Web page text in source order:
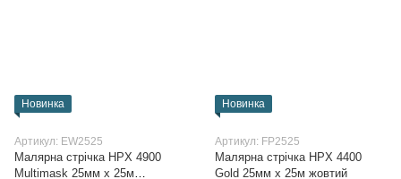
Новинка
Артикул: EW2525
Малярна стрічка HPX 4900
Multimask 25мм х 25м
Новинка
Артикул: FP2525
Малярна стрічка HPX 4400
Gold 25мм x 25м жовтий